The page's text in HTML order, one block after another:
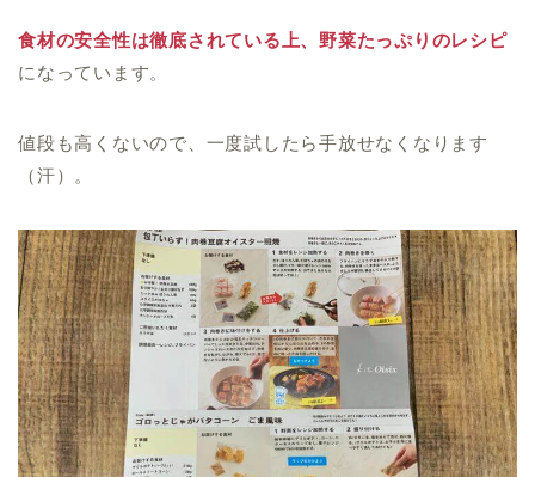
食材の安全性は徹底されている上、野菜たっぷりのレシピ
になっています。
値段も高くないので、一度試したら手放せなくなります
（汗）。